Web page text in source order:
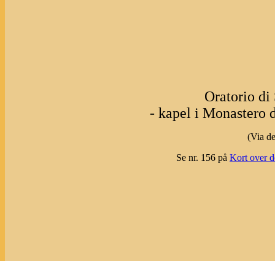
Oratorio di
- kapel i Monastero
(Via
Se nr. 156 på Kort over